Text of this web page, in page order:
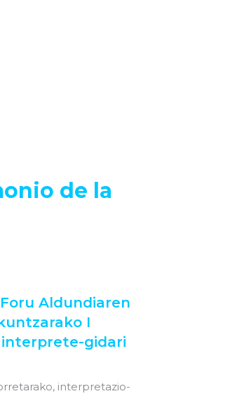
de la
Aldundiaren
I
interprete-gidari
interpretazio-